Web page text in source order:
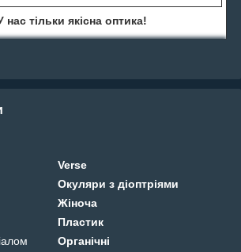
тільки якісна оптика!
Verse
Окуляри з діоптріями
Жіноча
Пластик
Органічні